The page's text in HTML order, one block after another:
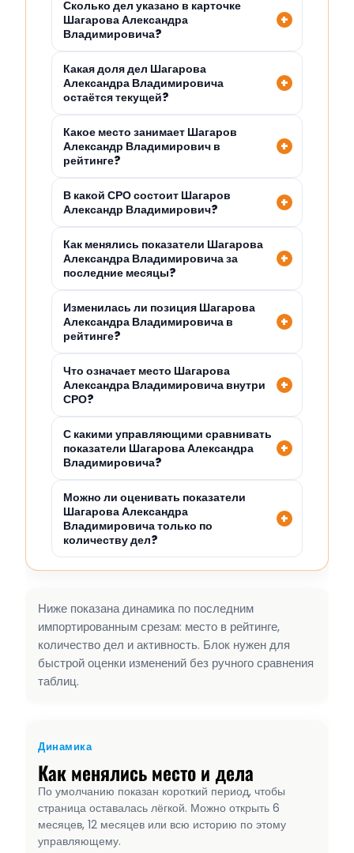
Сколько дел указано в карточке
Шагарова Александра
Владимировича?
Какая доля дел Шагарова
Александра Владимировича
остаётся текущей?
Какое место занимает Шагаров
Александр Владимирович в
рейтинге?
В какой СРО состоит Шагаров
Александр Владимирович?
Как менялись показатели Шагарова
Александра Владимировича за
последние месяцы?
Изменилась ли позиция Шагарова
Александра Владимировича в
рейтинге?
Что означает место Шагарова
Александра Владимировича внутри
СРО?
С какими управляющими сравнивать
показатели Шагарова Александра
Владимировича?
Можно ли оценивать показатели
Шагарова Александра
Владимировича только по
количеству дел?
Ниже показана динамика по последним
импортированным срезам: место в рейтинге,
количество дел и активность. Блок нужен для
быстрой оценки изменений без ручного сравнения
таблиц.
Динамика
Как менялись место и дела
По умолчанию показан короткий период, чтобы
страница оставалась лёгкой. Можно открыть 6
месяцев, 12 месяцев или всю историю по этому
управляющему.